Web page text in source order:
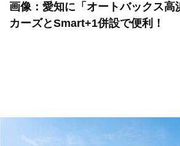
画像：愛知に「オートバックス
カーズとSmart+1併設で便利！